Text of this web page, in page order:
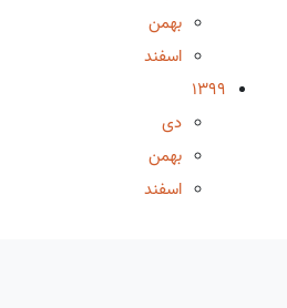
بهمن
اسفند
1399
دی
بهمن
اسفند